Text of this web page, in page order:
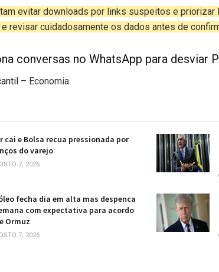
evitar downloads por links suspeitos e priorizar
revisar cuidadosamente os dados antes de
conversas no WhatsApp para desviar
– Economia
cai e Bolsa recua pressionada por
do varejo
7, 2026
fecha dia em alta mas despenca
com expectativa para acordo
Ormuz
7, 2026